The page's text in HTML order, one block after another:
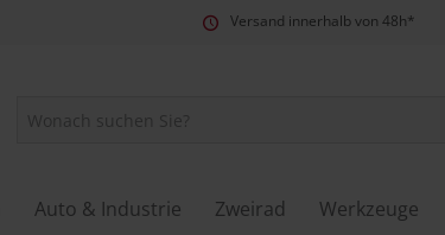
Versand innerhalb von 48h*
Auto & Industrie Zweirad Werkzeuge